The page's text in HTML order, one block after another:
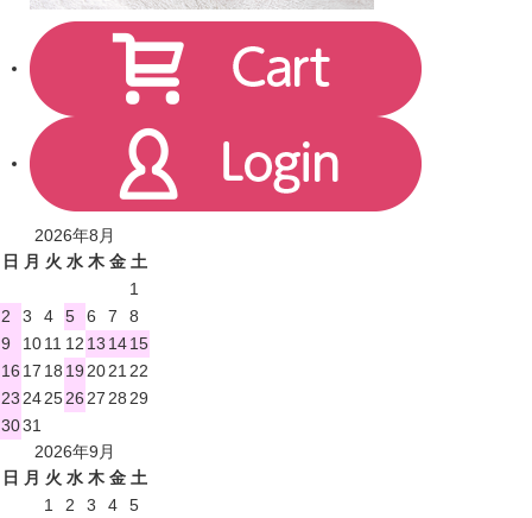
2026年8月
日 月 火 水 木 金 土
1
2
3 4 5 6 7
8
9
1011 12 13 1415
16 17 18 19202122
23242526272829
3031
2026年9月
日 月 火 水 木 金 土
1
2 3 4
5